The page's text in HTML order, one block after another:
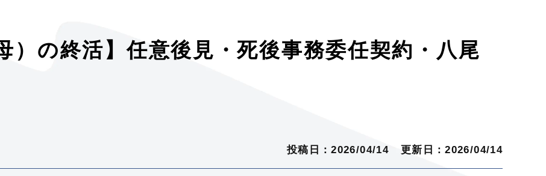
）の終活】任意後見・死後事務委任契約・八尾
投稿日：2026/04/14 更新日：2026/04/14